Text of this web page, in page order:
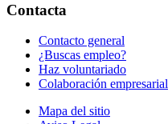
Contacta
Contacto general
¿Buscas empleo?
Haz voluntariado
Colaboración empresarial
Mapa del sitio